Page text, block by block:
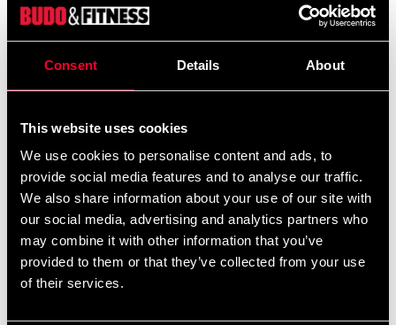
Consent Details About
This website uses cookies
We use cookies to personalise content and ads, to
provide social media features and to analyse our traffic.
We also share information about your use of our site with
our social media, advertising and analytics partners who
may combine it with other information that you’ve
provided to them or that they’ve collected from your use
of their services.
Fremstillet i bomuldsstof med jakke i traditionelt
tilpasning i de mindre størrelser til de yngre. Bukser med
for begyndere i judo. Den fungerer fantastisk som
judodragt til begyndere og yngre mennesker. Men den
bruges også som en jujutsu-dragt (jiujitsu-dragt) i
jujutsu-stile med kampelementer og da primært til
begyndere og yngre. Den er også populær som
aikidodragt og bruges i aikido af både begyndere og